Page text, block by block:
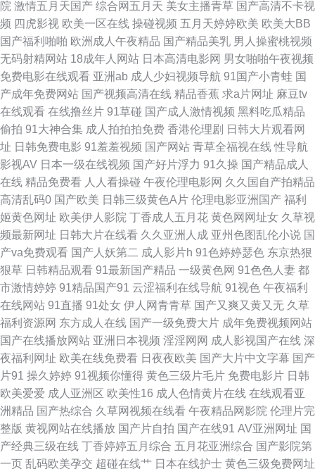
16 91国产福利小视频 欧美综合精品 97色资源 少妇后入 www精品无码 五月
开心激情久久伊人 成人无码久久蜜桃网站 先锋无码AV 成人免费 91一起c 婷
婷中文字幕一区 韩国色淫网 91激情电影在线观看 欧美成人一二 91性交免费
看 青青草原黄色视频 91婬黄看片 欧洲一级ab 91网页在线版 91传煤成人 狼
人五月天综合影院 草莓视频黄在线观看 福利导航第一找A片网 影音先锋女人
网 狠狠干第一页 91国产精品丝袜诱惑 乱乱无码 吃瓜AV网 影音先锋资源网
五月天 后入高跟国产自拍 91九色国产熟女 欧美国产欧美亚洲国产 wwwcom
网站 91看看婷婷综合 91淫网 操91网 91大神网站在线观看 九九成人视频 亚
洲国产三级片之网站 人人操免费 日本黄色片 ts米兰黑丝另类 狼友福利导航
草莓丝瓜视频网站 91豆花在线看 欧美在线看 大香蕉导航网 亚洲一区二区蜜
桃 国产精品自在线 91福利资源站 美女美图欧美成人69 91在线不卡视频 91
超碰人人操 青青草先生一起 久草资源 大香蕉av网络 91变态软件 狼人香蕉影
院 91学生妹 日韩淫网区收藏 草逼免费视频国 91n福利姬视频 日本电影在线
院 激情五月天国产 综合网五月天 美女主播青草 国产高清不卡视
频 四虎影视 欧美一区在线 操碰视频 五月天婷婷欧美 欧美大BB
国产福利啪啪 欧洲成人午夜精品 国产精品美乳 男人操蜜桃视频
无码射精网站 18成年人网站 日本高清电影网 男女啪啪午夜视频
免费电影在线观看 亚洲ab 成人少妇视频导航 91国产小青蛙 国
产成年免费网站 国产视频高清在线 精品香蕉 求a片网址 麻豆tv
在线观看 在线撸丝片 91草碰 国产成人激情视频 黑料吃瓜精品
偷拍 91大神合集 成人拍拍拍免费 香港伦理剧 日韩大片观看网
址 日韩免费电影 91羞羞视频 国产网站 青草全福视在线 性导航
影视AV 日本一级在线视频 国产好片浮力 91久操 国产精品成人
在线 精品免费看 人人看操碰 午夜伦理电影网 久久国自产拍精品
高清乱码0 国产欧美 日韩三级黄色A片 伦理电影亚洲国产 福利
姬黄色网址 欧美伊人影院 丁香成人五月花 黄色网网址女 久草视
频最新网址 日韩大片在线看 久久亚洲人成 亚州色图乱伦小说 国
产va免费观看 国产人妖第二 成人影片h 91色婷婷瑟色 东京热狠
狠草 日韩精品观看 91最新国产精品 一级黄色网 91色色人妻 都
市激情婷婷 91精品国产91 云涩福利在线导航 91视色 午夜福利
在线网站 91直播 91处女 伊人网青青草 国产又爽又黄又无 久草
福利资源网 东方成人在线 国产一级免费大片 成年免费视频网站
国产在线播放网站 亚洲日本视频 淫淫网网 成人影视国产在线 深
夜福利网址 欧美在线免费看 日夜夜欧美 国产大片中文字幕 国产
片91 操久婷婷 91视频你懂得 黄色三级片毛片 免费电影片 日韩
欧美爱爱 成人亚洲区 欧美性16 成人色情黄片在线 在线观看亚
洲精品 国产热综合 久草网视频在线看 午夜精品网影院 伦理片完
整版 黄视网站在线播放 国产片自拍 国产在线91 AV亚洲网址 国
产经典三级在线 丁香婷婷五月综合 五月花亚洲综合 国产影院第
一页 乱码欧美孕交 超碰在线艹 日本在线护士 黄色三级免费网址